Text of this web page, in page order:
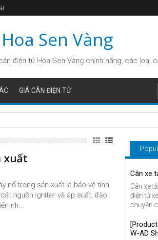
Sen Vàng
điện tử Hoa Sen Vàng chính hãng, các loại
GIÁ CÂN ĐIỆN TỬ
xuất
nổ trong sản xuất là bảo vệ tính
nguồn igniter và áp suất, đào
nh...
Cân xe
Cân xe
điện tử
chuyền
W-AD